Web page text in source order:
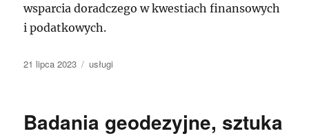
wsparcia doradczego w kwestiach finansowych
i podatkowych.
Data
21 lipca 2023 Kategorie
usługi
Badania geodezyjne, sztuka